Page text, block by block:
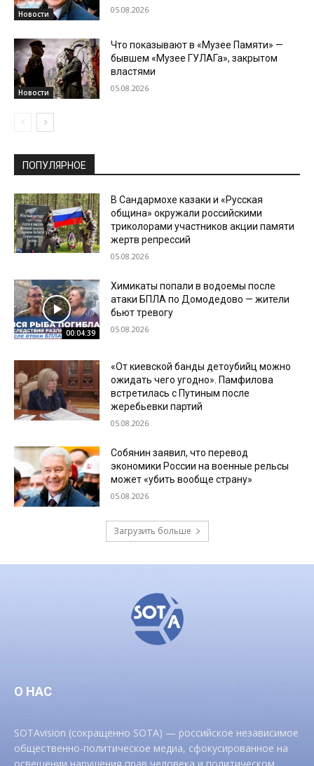
Новости 05.08.2026
Новости
Что показывают в «Музее Памяти» —
бывшем «Музее ГУЛАГа», закрытом
властями
05.08.2026
ПОПУЛЯРНОЕ
В Сандармохе казаки и «Русская
община» окружали российскими
триколорами участников акции памяти
жертв репрессий
05.08.2026
00:04:39
Химикаты попали в водоемы после
атаки БПЛА по Домодедово — жители
бьют тревогу
05.08.2026
«От киевской банды детоубийц можно
ожидать чего угодно». Памфилова
встретилась с Путиным после
жеребьевки партий
05.08.2026
Собянин заявил, что перевод
экономики России на военные рельсы
может «убить вообще страну»
05.08.2026
Загрузить больше
О НАС
SOTAvision (сокращенно SOTA) — российское независимое
общественно-политическое медиа, сфокусированное на